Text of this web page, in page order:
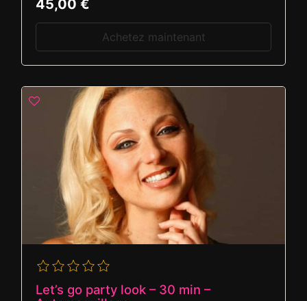
45,00 €
Achetez maintenant
Let’s go party look – 30 min –